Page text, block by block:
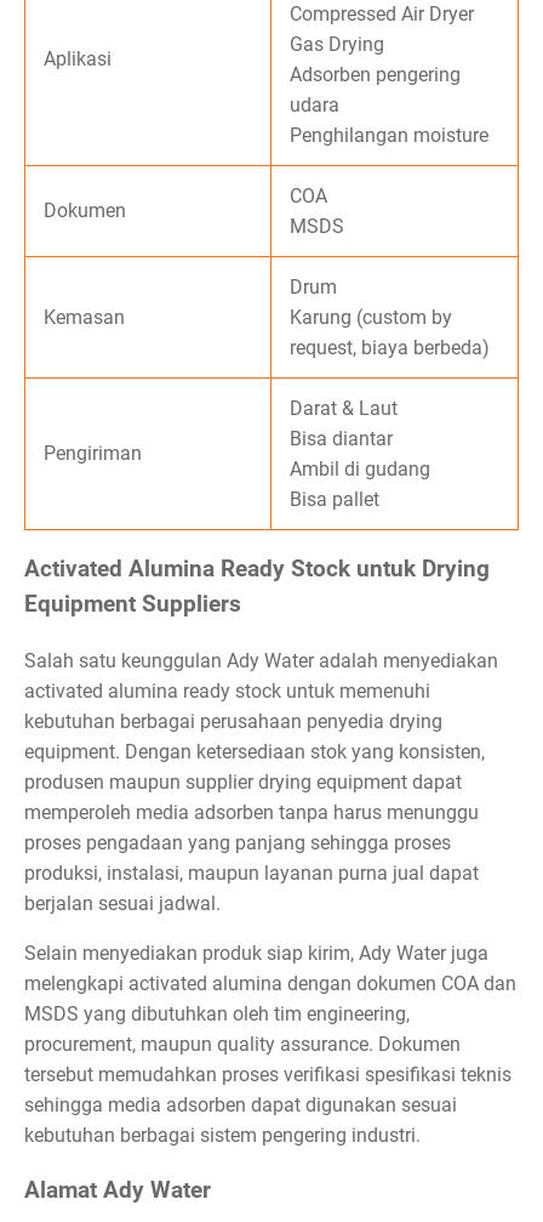
Aplikasi
Compressed Air Dryer
Gas Drying
Adsorben pengering
udara
Penghilangan moisture
Dokumen
COA
MSDS
Kemasan
Drum
Karung (custom by
request, biaya berbeda)
Pengiriman
Darat & Laut
Bisa diantar
Ambil di gudang
Bisa pallet
Activated Alumina Ready Stock untuk Drying
Equipment Suppliers
Salah satu keunggulan Ady Water adalah menyediakan
activated alumina ready stock untuk memenuhi
kebutuhan berbagai perusahaan penyedia drying
equipment. Dengan ketersediaan stok yang konsisten,
produsen maupun supplier drying equipment dapat
memperoleh media adsorben tanpa harus menunggu
proses pengadaan yang panjang sehingga proses
produksi, instalasi, maupun layanan purna jual dapat
berjalan sesuai jadwal.
Selain menyediakan produk siap kirim, Ady Water juga
melengkapi activated alumina dengan dokumen COA dan
MSDS yang dibutuhkan oleh tim engineering,
procurement, maupun quality assurance. Dokumen
tersebut memudahkan proses verifikasi spesifikasi teknis
sehingga media adsorben dapat digunakan sesuai
kebutuhan berbagai sistem pengering industri.
Alamat Ady Water